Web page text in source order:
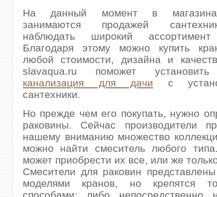
На данный момент в
занимаются продажей
наблюдать широкий ассортимент
Благодаря этому можно купить
любой стоимости, дизайна и
slavaqua.ru поможет
канализация для дачи с
сантехники.
Но прежде чем его покупать, нужно
раковины. Сейчас производители
нашему вниманию множество
можно найти смеситель любого
может приобрести их все, или же
Смесители для раковин
моделями кранов, но крепятся